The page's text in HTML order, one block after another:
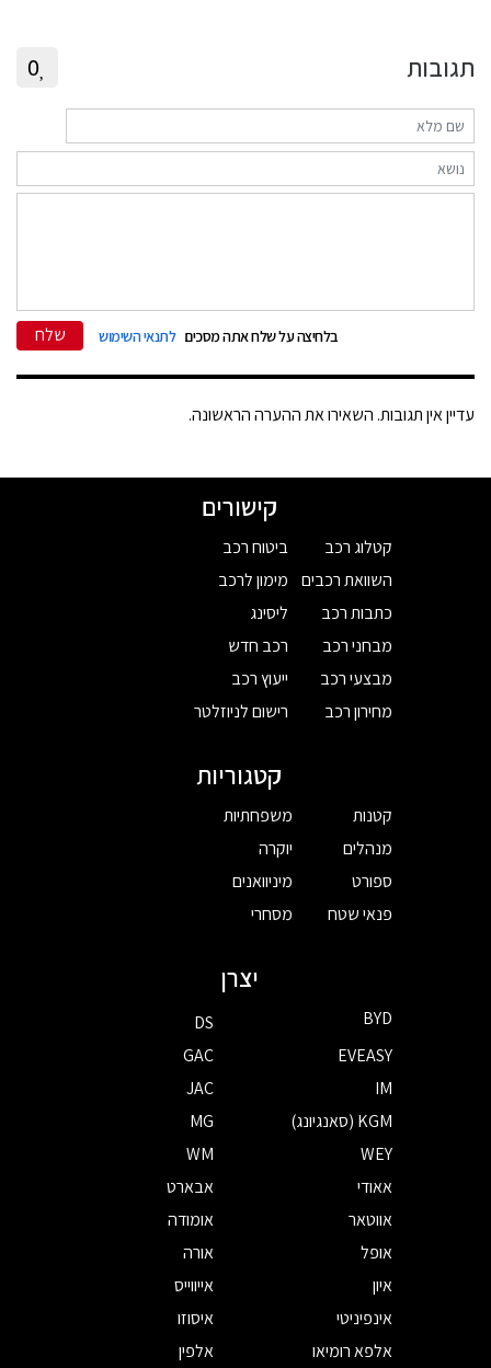
תגובות 0
בלחיצה על שלח אתה מסכים לתנאי השימוש שלח
עדיין אין תגובות. השאירו את ההערה הראשונה.
קישורים
קטלוג רכב
השוואת רכבים
כתבות רכב
מבחני רכב
מבצעי רכב
מחירון רכב
ביטוח רכב
מימון לרכב
ליסינג
רכב חדש
ייעוץ רכב
רישום לניוזלטר
קטגוריות
קטנות
מנהלים
ספורט
פנאי שטח
משפחתיות
יוקרה
מיניוואנים
מסחרי
יצרן
BYD
DS
EVEASY
GAC
IM
JAC
KGM (סאנגיונג)
MG
WEY
WM
אאודי
אבארט
אווטאר
אומודה
אופל
אורה
איון
אייווייס
אינפיניטי
איסוזו
אלפא רומיאו
אלפין